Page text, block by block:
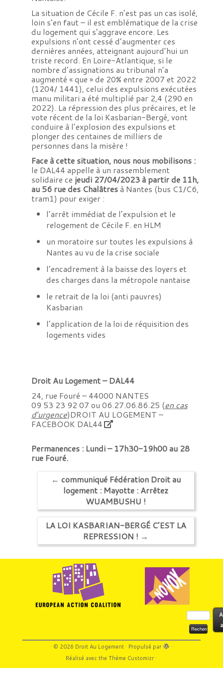
La situation de Cécile F. n’est pas un cas isolé,
loin s’en faut – il est emblématique de la crise
du logement qui s’aggrave encore. Les
expulsions n’ont cessé d’augmenter ces
dernières années, atteignant aujourd’hui un
triste record. En Loire-Atlantique, si le
nombre d’assignations au tribunal n’a
augmenté « que » de 20% entre 2007 et 2022
(1204/ 1441), celui des expulsions exécutées
manu militari a été multiplié par 2,4 (290 en
2022). La répression des plus précaires, et le
vote récent de la loi Kasbarian-Bergé, vont
conduire à l’explosion des expulsions et
plonger des centaines de milliers de
personnes dans la misère !
Face à cette situation, nous nous mobilisons :
le DAL44 appelle à un rassemblement
solidaire ce jeudi 27/04/2023 à partir de 11h,
au 56 rue des Chalâtresà Nantes (bus C1/C6,
tram1) pour exiger :
l’arrêt immédiat de l’expulsion et le
relogement de Cécile F. en HLM
un moratoire sur toutes les expulsions à
Nantes au vu de la crise sociale
l’encadrement à la baisse des loyers et
des charges dans la métropole nantaise
le retrait de la loi (anti pauvres)
Kasbarian
l’application de la loi de réquisition des
logements vides
‌‌‌‌‌‌‌‌‌‌‌‌‌‌‌‌‌‌Droit Au Logement – DAL44
24, rue Fouré – 44000 NANTES
09 53 23 92 07 ou 06.27.06.86.25 (en cas
d’urgence)DROIT AU LOGEMENT –
FACEBOOK DAL44
Permanences : Lundi – 17h30-19h00au 28
rue Fouré.
← communiqué Fédération Droit au
logement : Mayotte : Arrêtez
WUAMBUSHU !
LA LOI KASBARIAN-BERGÉ C’EST LA
REPRESSION ! →
Rechercher :
· © 2026 Droit Au Logement· Propulsé par
·
Réalisé avec theThème Customizr·